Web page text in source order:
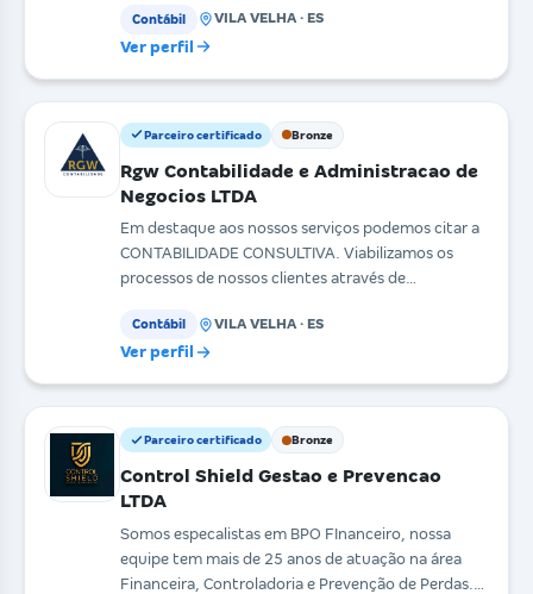
Contábil VILA VELHA · ES
Ver perfil
Parceiro certificado Bronze
Rgw Contabilidade e Administracao de
Negocios LTDA
Em destaque aos nossos serviços podemos citar a
CONTABILIDADE CONSULTIVA. Viabilizamos os
processos de nossos clientes através de
Contábil VILA VELHA · ES
Ver perfil
Parceiro certificado Bronze
Control Shield Gestao e Prevencao
LTDA
Somos especalistas em BPO FInanceiro, nossa
equipe tem mais de 25 anos de atuação na área
Financeira, Controladoria e Prevenção de Perdas.